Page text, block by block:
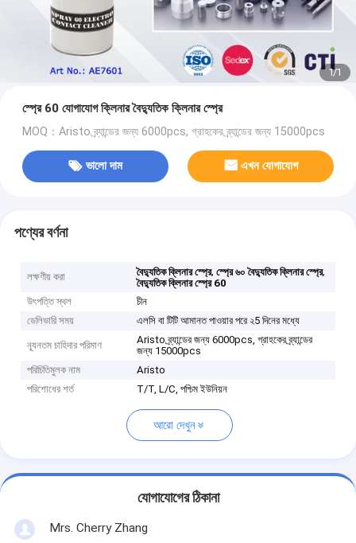
1/1
স্প্রে 60 যোগাযোগ ক্লিনার বৈদ্যুতিক ক্লিনার স্প্রে
MOQ：Aristo ব্র্যান্ডের জন্য 6000pcs, গ্রাহকের ব্র্যান্ডের জন্য 15000pcs
ভালো দাম এখন যোগাযোগ
পণ্যের বর্ণনা
লক্ষণীয় করা বৈদ্যুতিক ক্লিনার স্প্রে,স্প্রে ৬০ বৈদ্যুতিক ক্লিনার স্প্রে,
বৈদ্যুতিক ক্লিনার স্প্রে 60
উৎপত্তি স্থল
চীন
ডেলিভারি সময়
এলসি বা টিটি আমানত পাওয়ার পরে ২5 দিনের মধ্যে
ন্যূনতম চাহিদার পরিমাণ
Aristo ব্র্যান্ডের জন্য 6000pcs, গ্রাহকের ব্র্যান্ডের
জন্য 15000pcs
পরিচিতিমুলক নাম
Aristo
পরিশোধের শর্ত
T/T, L/C, পশ্চিম ইউনিয়ন
আরো দেখুন
যোগাযোগের ঠিকানা
Mrs. Cherry Zhang